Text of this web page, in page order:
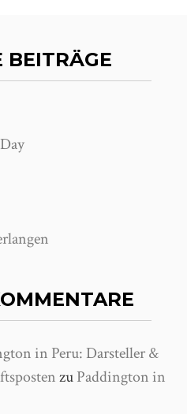
BEITRÄGE
in Peru: Darsteller &
zuPaddington in